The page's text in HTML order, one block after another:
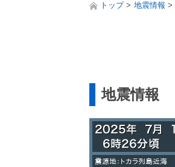
トップ 地震情報
地震情報